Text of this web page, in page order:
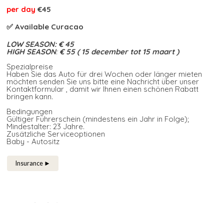
per day€45
✅ Available Curacao
LOW SEASON: € 45
HIGH SEASON: € 55 ( 15 december tot 15 maart )
Spezialpreise
Haben Sie das Auto für drei Wochen oder länger mieten
möchten senden Sie uns bitte eine Nachricht über unser
Kontaktformular , damit wir Ihnen einen schönen Rabatt
bringen kann.
Bedingungen
Gültiger Führerschein (mindestens ein Jahr in Folge);
Mindestalter: 23 Jahre.
Zusätzliche Serviceoptionen
Baby - Autositz
Insurance ►